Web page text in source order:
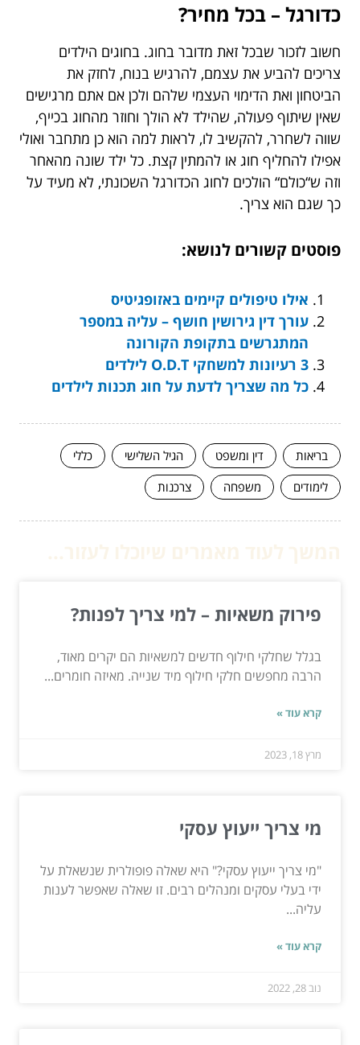
כדורגל – בכל מחיר?
חשוב לזכור שבכל זאת מדובר בחוג. בחוגים הילדים
צריכים להביע את עצמם, להרגיש בנוח, לחזק את
הביטחון ואת הדימוי העצמי שלהם ולכן אם אתם מרגישים
שאין שיתוף פעולה, שהילד לא הולך וחוזר מהחוג בכייף,
שווה לשחרר, להקשיב לו, לראות למה הוא כן מתחבר ואולי
אפילו להחליף חוג או להמתין קצת. כל ילד שונה מהאחר
וזה ש“כולם“ הולכים לחוג הכדורגל השכונתי, לא מעיד על
כך שגם הוא צריך.
פוסטים קשורים לנושא:
אילו טיפולים קיימים באזופגיטיס
עורך דין גירושין חושף – עליה במספר
המתגרשים בתקופת הקורונה
3 רעיונות למשחקי O.D.T לילדים
כל מה שצריך לדעת על חוג תכנות לילדים
בריאות דין ומשפט הגיל השלישי
כללי
לימודים
משפחה צרכנות
פירוק משאיות – למי צריך לפנות?
בגלל שחלקי חילוף חדשים למשאיות הם יקרים מאוד,
הרבה מחפשים חלקי חילוף מיד שנייה. מאיזה חומרים...
קרא עוד »
מרץ 18, 2023
מי צריך ייעוץ עסקי
"מי צריך ייעוץ עסקי?" היא שאלה פופולרית שנשאלת על
ידי בעלי עסקים ומנהלים רבים. זו שאלה שאפשר לענות
עליה...
קרא עוד »
נוב 28, 2022